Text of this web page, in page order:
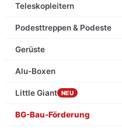
Teleskopleitern
Podesttreppen & Podeste
Gerüste
Alu-Boxen
Little Giant NEU
BG-Bau-Förderung